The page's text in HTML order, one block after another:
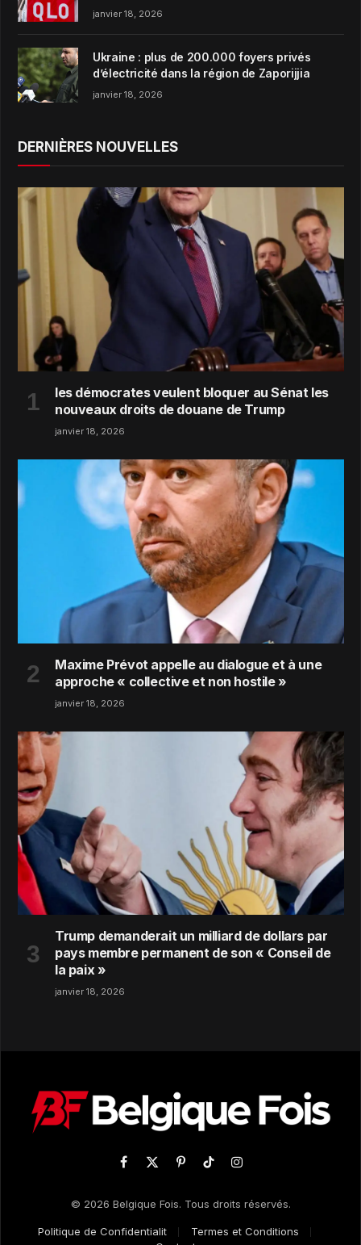
janvier 18, 2026
Ukraine : plus de 200.000 foyers privés
d’électricité dans la région de Zaporijjia
janvier 18, 2026
DERNIÈRES NOUVELLES
les démocrates veulent bloquer au Sénat les
nouveaux droits de douane de Trump
janvier 18, 2026
Maxime Prévot appelle au dialogue et à une
approche « collective et non hostile »
janvier 18, 2026
Trump demanderait un milliard de dollars par
pays membre permanent de son « Conseil de
la paix »
janvier 18, 2026
Facebook
X
PinterestTikTokInstagram
© 2026 Belgique Fois. Tous droits réservés.
Politique de Confidentialit
Termes et Conditions